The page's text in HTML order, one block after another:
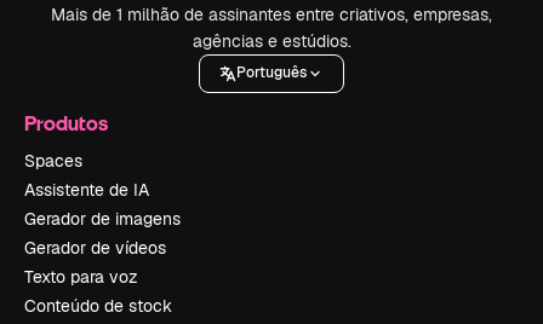
Mais de 1 milhão de assinantes entre criativos, empresas,
agências e estúdios.
Português
Produtos
Spaces
Assistente de IA
Gerador de imagens
Gerador de vídeos
Texto para voz
Conteúdo de stock